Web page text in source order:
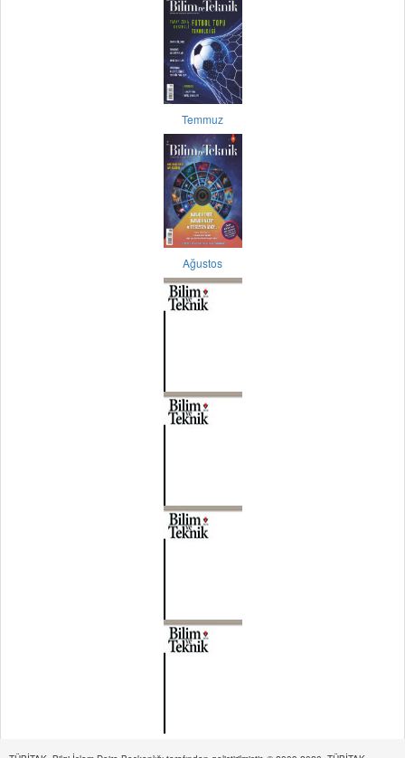
Temmuz
Ağustos